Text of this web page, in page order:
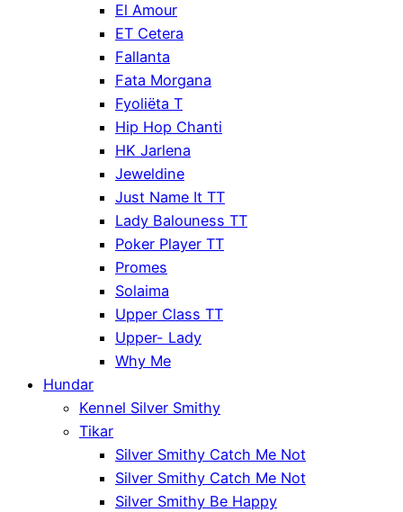
El Amour
ET Cetera
Fallanta
Fata Morgana
Fyoliëta T
Hip Hop Chanti
HK Jarlena
Jeweldine
Just Name It TT
Lady Balouness TT
Poker Player TT
Promes
Solaima
Upper Class TT
Upper- Lady
Why Me
Hundar
Kennel Silver Smithy
Tikar
Silver Smithy Catch Me Not
Silver Smithy Catch Me Not
Silver Smithy Be Happy